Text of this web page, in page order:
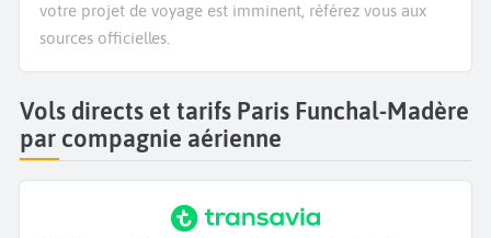
votre projet de voyage est imminent, référez vous aux
sources officielles.
Vols directs et tarifs Paris Funchal-Madère
par compagnie aérienne